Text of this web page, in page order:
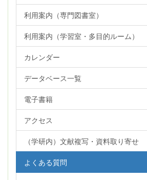
利用案内（専門図書室）
利用案内（学習室・多目的ルーム）
カレンダー
データベース一覧
電子書籍
アクセス
（学研内）文献複写・資料取り寄せ
よくある質問